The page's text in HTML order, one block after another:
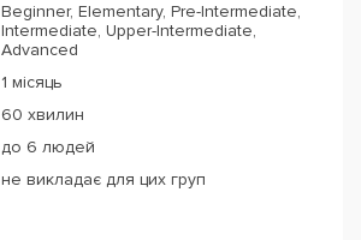
Beginner, Elementary, Pre-Intermediate,
Intermediate, Upper-Intermediate,
Advanced
1 місяць
60 хвилин
до 6 людей
не викладає для цих груп